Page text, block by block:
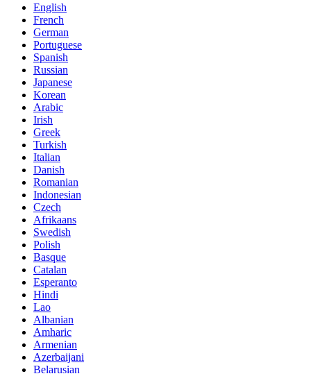
English
French
German
Portuguese
Spanish
Russian
Japanese
Korean
Arabic
Irish
Greek
Turkish
Italian
Danish
Romanian
Indonesian
Czech
Afrikaans
Swedish
Polish
Basque
Catalan
Esperanto
Hindi
Lao
Albanian
Amharic
Armenian
Azerbaijani
Belarusian